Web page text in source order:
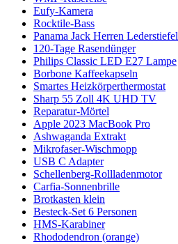
Eufy-Kamera
Rocktile-Bass
Panama Jack Herren Lederstiefel
120-Tage Rasendünger
Philips Classic LED E27 Lampe
Borbone Kaffeekapseln
Smartes Heizkörperthermostat
Sharp 55 Zoll 4K UHD TV
Reparatur-Mörtel
Apple 2023 MacBook Pro
Ashwaganda Extrakt
Mikrofaser-Wischmopp
USB C Adapter
Schellenberg-Rollladenmotor
Carfia-Sonnenbrille
Brotkasten klein
Besteck-Set 6 Personen
HMS-Karabiner
Rhododendron (orange)